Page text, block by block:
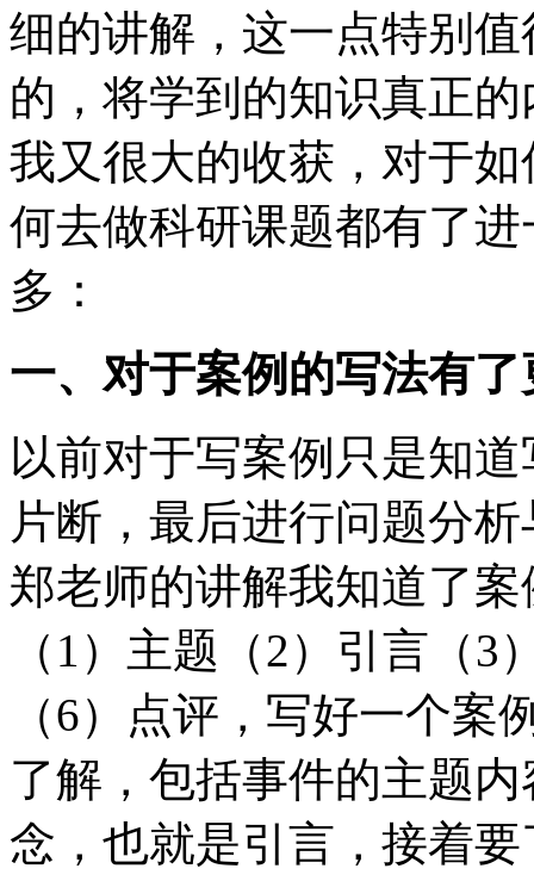
细的讲解，这一点特别
的，将学到的知识真正
我又很大的收获，对于
何去做科研课题都有了
多：
一、对于案例的写法有
以前对于写案例只是知
片断，最后进行问题分
郑老师的讲解我知道了
（1）主题（2）引言（
（6）点评，写好一个
了解，包括事件的主题
念，也就是引言，接着